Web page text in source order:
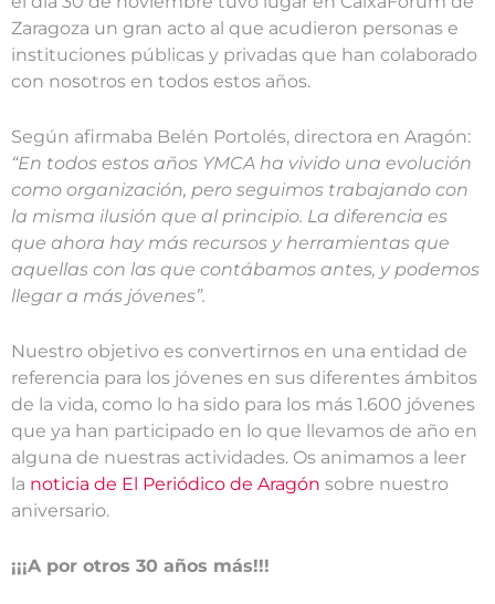
Zaragoza un gran acto al que acudieron personas e
instituciones públicas y privadas que han colaborado
con nosotros en todos estos años.
Según afirmaba Belén Portolés, directora en Aragón:
“En todos estos años YMCA ha vivido una evolución
como organización, pero seguimos trabajando con
la misma ilusión que al principio. La diferencia es
que ahora hay más recursos y herramientas que
aquellas con las que contábamos antes, y podemos
llegar a más jóvenes”.
Nuestro objetivo es convertirnos en una entidad de
referencia para los jóvenes en sus diferentes ámbitos
de la vida, como lo ha sido para los más 1.600 jóvenes
que ya han participado en lo que llevamos de año en
alguna de nuestras actividades. Os animamos a leer
la noticia de El Periódico de Aragón sobre nuestro
aniversario.
¡¡¡A por otros 30 años más!!!